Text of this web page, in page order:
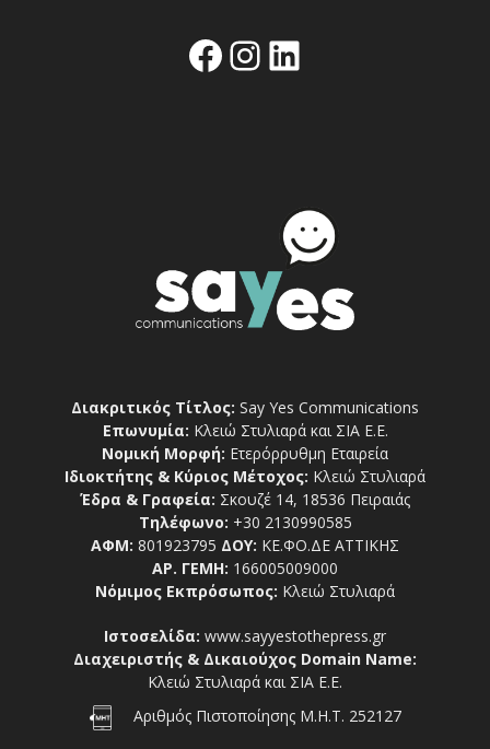
Facebook
Instagram
Linkedin
Διακριτικός Τίτλος: Say Yes Communications
Επωνυμία: Κλειώ Στυλιαρά και ΣΙΑ Ε.Ε.
Νομική Μορφή: Ετερόρρυθμη Εταιρεία
Ιδιοκτήτης & Κύριος Μέτοχος: Κλειώ Στυλιαρά
Έδρα & Γραφεία: Σκουζέ 14, 18536 Πειραιάς
Τηλέφωνο: +30 2130990585
ΑΦΜ: 801923795 ΔΟΥ: ΚΕ.ΦΟ.ΔΕ ΑΤΤΙΚΗΣ
ΑΡ. ΓΕΜΗ: 166005009000
Νόμιμος Εκπρόσωπος: Κλειώ Στυλιαρά
Ιστοσελίδα: www.sayyestothepress.gr
Διαχειριστής & Δικαιούχος Domain Name:
Κλειώ Στυλιαρά και ΣΙΑ Ε.Ε.
Αριθμός Πιστοποίησης Μ.Η.Τ. 252127